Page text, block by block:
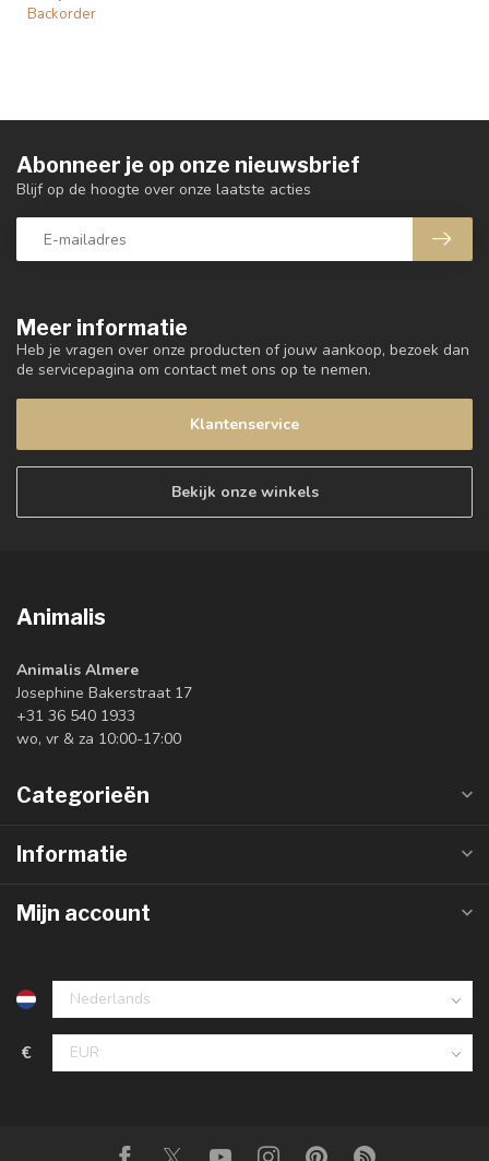
Backorder
Meer informatie
Heb je vragen over onze producten of jouw aankoop, bezoek dan
de servicepagina om contact met ons op te nemen.
Klantenservice
Bekijk onze winkels
Abonneer je op onze nieuwsbrief
Blijf op de hoogte over onze laatste acties
Animalis
Animalis Almere
Josephine Bakerstraat 17
+31 36 540 1933
wo, vr & za 10:00-17:00
Categorieën
Informatie
Mijn account
€